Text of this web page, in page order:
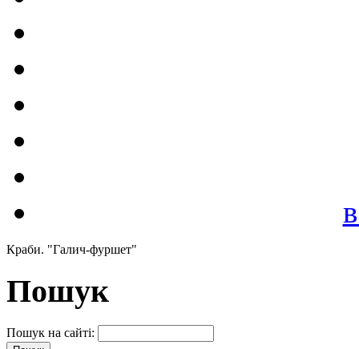
Краби. "Галич-фуршет"
Пошук
Пошук на сайті: